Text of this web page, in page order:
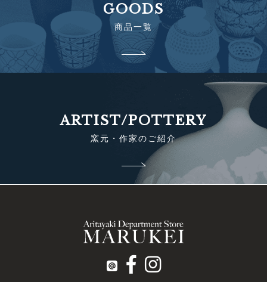
GOODS
商品一覧
ARTIST/POTTERY
窯元・作家のご紹介